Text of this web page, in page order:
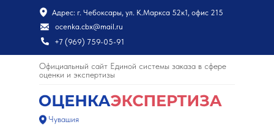
Адрес: г. Чебоксары, ул. К.Маркса 52к1, офис 215
ocenka.cbx@mail.ru
+7 (969) 759-05-91
Официальный сайт Единой системы заказа в сфере
оценки и экспертизы
Чувашия